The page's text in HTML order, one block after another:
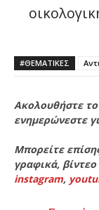
#ΘΕΜΑΤΙΚΈΣ
Ακολουθήστε το
ενημερώνεστε
Μπορείτε
γραφικά,
instagram,